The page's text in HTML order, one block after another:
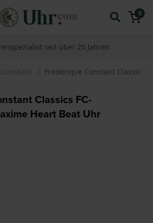
0
seit über 25 Jahren
Frederique Constant Classics
Classics FC-
Heart Beat Uhr